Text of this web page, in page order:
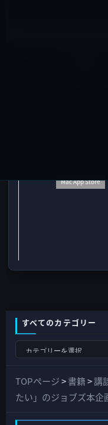
Mac App Store
すべてのカテゴリー
て
の
TOPページ>書籍>講
たい」のジョブズ本企